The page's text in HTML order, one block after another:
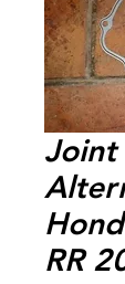
Joint
RR